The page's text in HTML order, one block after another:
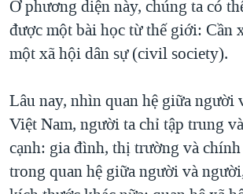
Ở phương diện này, chúng ta có
được một bài học từ thế giới: Cần
một xã hội dân sự (civil society).
Lâu nay, nhìn quan hệ giữa người
Việt Nam, người ta chỉ tập trung
cạnh: gia đình, thị trường và
trong quan hệ giữa người và